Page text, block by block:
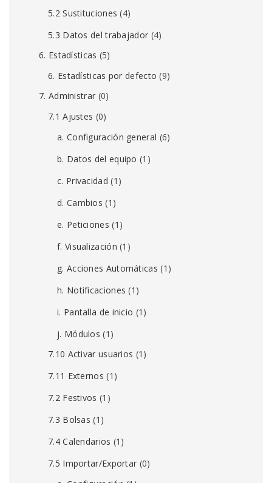
5.2 Sustituciones (4)
5.3 Datos del trabajador (4)
6. Estadísticas (5)
6. Estadísticas por defecto (9)
7. Administrar (0)
7.1 Ajustes (0)
a. Configuración general (6)
b. Datos del equipo (1)
c. Privacidad (1)
d. Cambios (1)
e. Peticiones (1)
f. Visualización (1)
g. Acciones Automáticas (1)
h. Notificaciones (1)
i. Pantalla de inicio (1)
j. Módulos (1)
7.10 Activar usuarios (1)
7.11 Externos (1)
7.2 Festivos (1)
7.3 Bolsas (1)
7.4 Calendarios (1)
7.5 Importar/Exportar (0)